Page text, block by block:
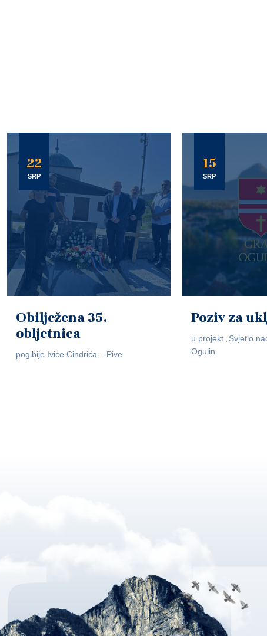
22
SRP
Obilježena 35.
obljetnica
pogibije Ivice Cindrića – Pive
15
SRP
Poziv za
u projekt „Svjetlo
Ogulin